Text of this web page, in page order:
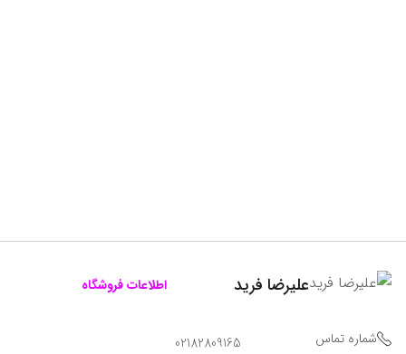
علیرضا فرید اطلاعات فروشگاه
شماره تماس 02182809165